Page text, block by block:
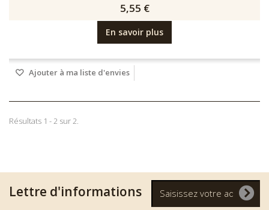
5,55 €
En savoir plus
Ajouter à ma liste d'envies
Résultats 1 - 2 sur 2.
Lettre d'informations